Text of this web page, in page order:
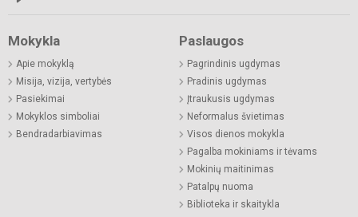
Mokykla
Apie mokyklą
Misija, vizija, vertybės
Pasiekimai
Mokyklos simboliai
Bendradarbiavimas
Paslaugos
Pagrindinis ugdymas
Pradinis ugdymas
Įtraukusis ugdymas
Neformalus švietimas
Visos dienos mokykla
Pagalba mokiniams ir tėvams
Mokinių maitinimas
Patalpų nuoma
Biblioteka ir skaitykla